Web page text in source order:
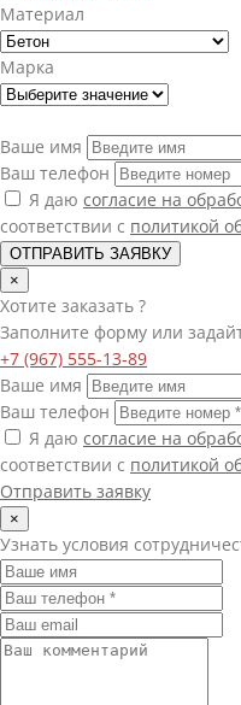
Материал
Марка
Ваше имя
Ваш телефон
Я даю согласие на
соответствии с политикой
ОТПРАВИТЬ ЗАЯВКУ
×
Хотите заказать ?
Заполните форму или
+7 (967) 555-13-89
Ваше имя
Ваш телефон
Я даю согласие на
соответствии с политикой
Отправить заявку
×
Узнать условия